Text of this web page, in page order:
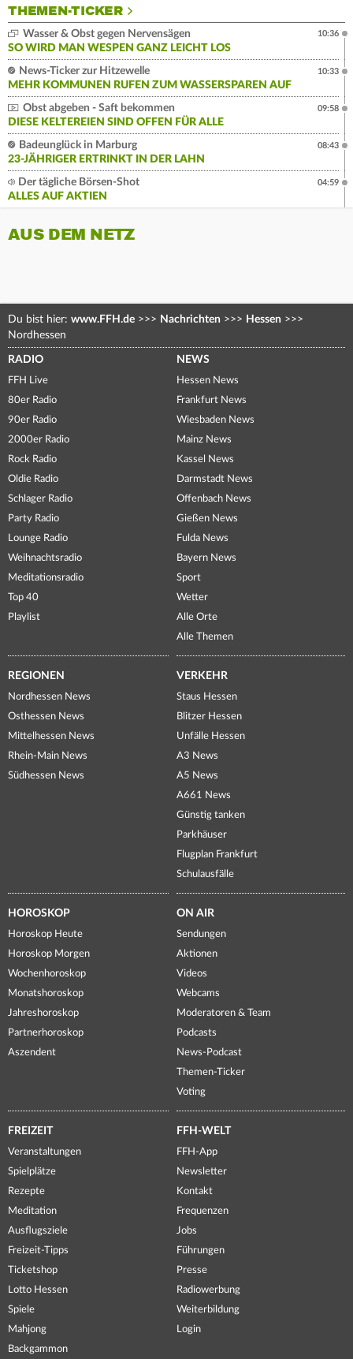
THEMEN-TICKER
Wasser & Obst gegen Nervensägen
SO WIRD MAN WESPEN GANZ LEICHT LOS
10:36
News-Ticker zur Hitzewelle
MEHR KOMMUNEN RUFEN ZUM WASSERSPAREN AUF
10:33
Obst abgeben - Saft bekommen
DIESE KELTEREIEN SIND OFFEN FÜR ALLE
09:58
Badeunglück in Marburg
23-JÄHRIGER ERTRINKT IN DER LAHN
08:43
Der tägliche Börsen-Shot
ALLES AUF AKTIEN
04:59
AUS DEM NETZ
Du bist hier: www.FFH.de >>> Nachrichten >>> Hessen >>>
Nordhessen
RADIO
FFH Live
80er Radio
90er Radio
2000er Radio
Rock Radio
Oldie Radio
Schlager Radio
Party Radio
Lounge Radio
Weihnachtsradio
Meditationsradio
Top 40
Playlist
NEWS
Hessen News
Frankfurt News
Wiesbaden News
Mainz News
Kassel News
Darmstadt News
Offenbach News
Gießen News
Fulda News
Bayern News
Sport
Wetter
Alle Orte
Alle Themen
REGIONEN
Nordhessen News
Osthessen News
Mittelhessen News
Rhein-Main News
Südhessen News
VERKEHR
Staus Hessen
Blitzer Hessen
Unfälle Hessen
A3 News
A5 News
A661 News
Günstig tanken
Parkhäuser
Flugplan Frankfurt
Schulausfälle
HOROSKOP
Horoskop Heute
Horoskop Morgen
Wochenhoroskop
Monatshoroskop
Jahreshoroskop
Partnerhoroskop
Aszendent
ON AIR
Sendungen
Aktionen
Videos
Webcams
Moderatoren & Team
Podcasts
News-Podcast
Themen-Ticker
Voting
FREIZEIT
Veranstaltungen
Spielplätze
Rezepte
Meditation
Ausflugsziele
Freizeit-Tipps
Ticketshop
Lotto Hessen
Spiele
Mahjong
Backgammon
FFH-WELT
FFH-App
Newsletter
Kontakt
Frequenzen
Jobs
Führungen
Presse
Radiowerbung
Weiterbildung
Login